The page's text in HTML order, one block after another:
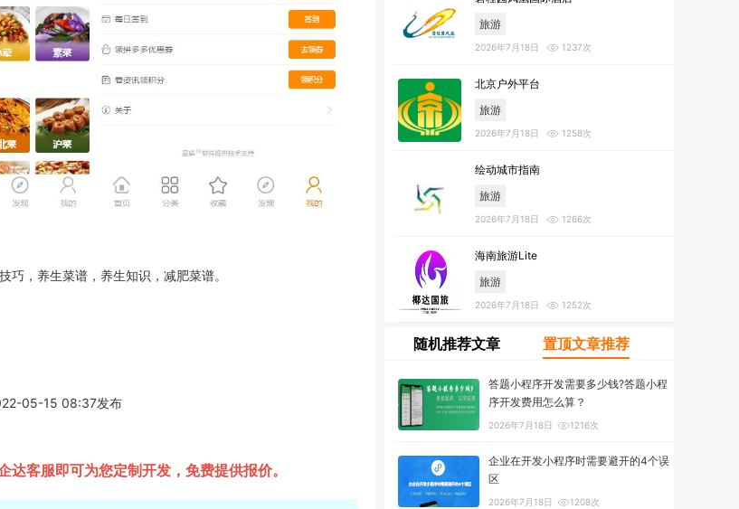
，养生菜谱，养生知识，减肥菜谱。
05-15 08:37发布
客服即可为您定制开发，免费提供报价。
旅游
2026年7月18日 1237次
北京户外平台
旅游
2026年7月18日 1258次
绘动城市指南
旅游
2026年7月18日 1266次
海南旅游Lite
旅游
2026年7月18日 1252次
随机推荐文章 置顶文章推荐
答题小程序开发需要多少钱?答题小程
序开发费用怎么算？
2026年7月18日 1216次
企业在开发小程序时需要避开的4个误
区
2026年7月18日 1208次